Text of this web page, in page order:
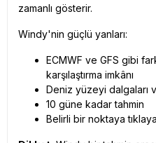
zamanlı gösterir.
Windy'nin güçlü yanları:
ECMWF ve GFS gibi
karşılaştırma imkânı
Deniz yüzeyi dalgaları
10 güne kadar tahmin
Belirli bir noktaya